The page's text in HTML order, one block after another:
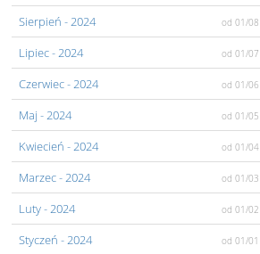
Sierpień - 2024 od 01/08
Lipiec- 2024 od 01/07
Czerwiec- 2024 od 01/06
Maj - 2024 od 01/05
Kwiecień - 2024 od 01/04
Marzec- 2024 od 01/03
Luty- 2024 od 01/02
Styczeń - 2024 od 01/01